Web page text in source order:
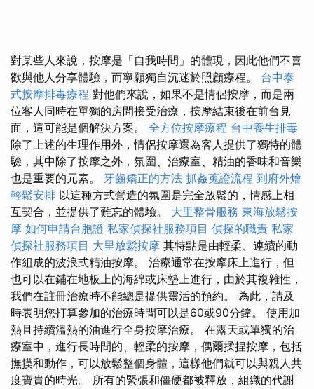
對某些人來說，按摩是「自我時間」的體現，因此他們不喜
歡與他人分享體驗，而寧願獨自沉迷於照顧療程。 台中泰
式按摩排毒療程 對他們來說，如果不是情侶按摩，而是兩
位客人同時在單獨的房間接受治療，按摩結束後在前台見
面，這可能是個解決方案。 全方位按摩療程 台中養生排毒
除了上述的生理作用外，情侶按摩還為客人提供了獨特的體
驗，其中除了按摩之外，氛圍、治療室、精油的香味和音樂
也是重要的元素。 牙齒矯正的方法 抓姦蒐證流程 到府外燴
輕鬆安排 以這種方式營造的氛圍是完全放鬆的，情感上相
互契合，並提供了難忘的體驗。 大里整骨服務 東海放鬆按
摩 如何申請台胞證 私家偵探社服務項目 偵探的職責 私家
偵探社服務項目 大里放鬆按摩 其特點是由輕柔、連續的動
作組成的波浪式精油按摩。 治療通常在按摩床上進行，但
也可以在鋪在地板上的海綿或床墊上進行，由於其複雜性，
我們在註冊治療時不能總是提供靈活的預約。 為此，請及
時表明您打算參加的治療時間可以是60或90分鐘。 使用加
熱且持續溫熱的油進行全身按摩治療。 在露天或單獨的治
療室中，進行長時間的、輕柔的按摩，偶爾揉捏按摩，包括
撫摸和動作，可以放鬆整個身體，這樣他們就可以與親人共
度寶貴的時光。 所有的緊張和僵硬都被釋放，組織的代謝